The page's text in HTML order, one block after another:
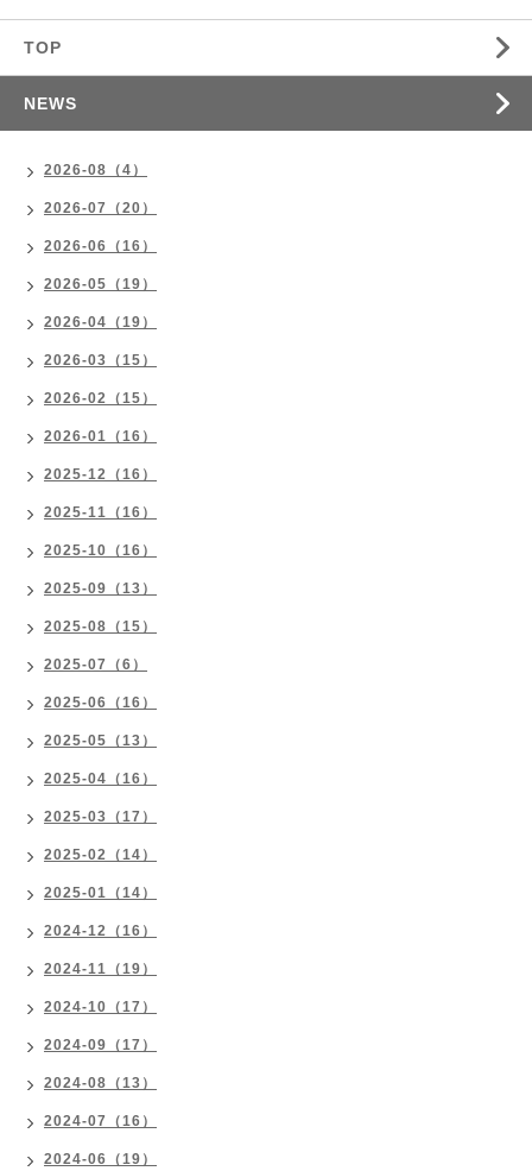
TOP
NEWS
2026-08（4）
2026-07（20）
2026-06（16）
2026-05（19）
2026-04（19）
2026-03（15）
2026-02（15）
2026-01（16）
2025-12（16）
2025-11（16）
2025-10（16）
2025-09（13）
2025-08（15）
2025-07（6）
2025-06（16）
2025-05（13）
2025-04（16）
2025-03（17）
2025-02（14）
2025-01（14）
2024-12（16）
2024-11（19）
2024-10（17）
2024-09（17）
2024-08（13）
2024-07（16）
2024-06（19）